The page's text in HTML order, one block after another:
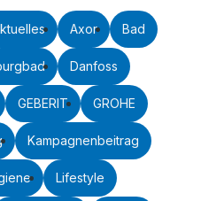
Axor Bad
Danfoss
GEBERIT GROHE
Kampagnenbeitrag
Lifestyle